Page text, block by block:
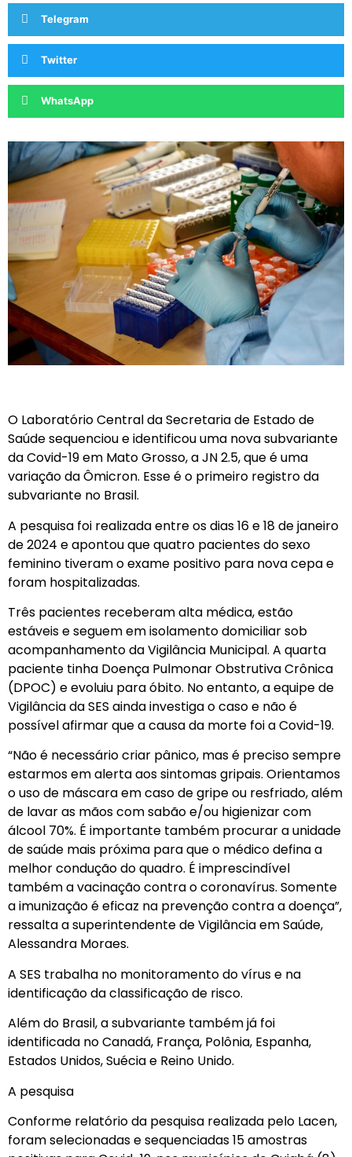
Telegram
Twitter
WhatsApp
O Laboratório Central da Secretaria de Estado de
Saúde sequenciou e identificou uma nova subvariante
da Covid-19 em Mato Grosso, a JN 2.5, que é uma
variação da Ômicron. Esse é o primeiro registro da
subvariante no Brasil.
A pesquisa foi realizada entre os dias 16 e 18 de janeiro
de 2024 e apontou que quatro pacientes do sexo
feminino tiveram o exame positivo para nova cepa e
foram hospitalizadas.
Três pacientes receberam alta médica, estão
estáveis e seguem em isolamento domiciliar sob
acompanhamento da Vigilância Municipal. A quarta
paciente tinha Doença Pulmonar Obstrutiva Crônica
(DPOC) e evoluiu para óbito. No entanto, a equipe de
Vigilância da SES ainda investiga o caso e não é
possível afirmar que a causa da morte foi a Covid-19.
“Não é necessário criar pânico, mas é preciso sempre
estarmos em alerta aos sintomas gripais. Orientamos
o uso de máscara em caso de gripe ou resfriado, além
de lavar as mãos com sabão e/ou higienizar com
álcool 70%. É importante também procurar a unidade
de saúde mais próxima para que o médico defina a
melhor condução do quadro. É imprescindível
também a vacinação contra o coronavírus. Somente
a imunização é eficaz na prevenção contra a doença”,
ressalta a superintendente de Vigilância em Saúde,
Alessandra Moraes.
A SES trabalha no monitoramento do vírus e na
identificação da classificação de risco.
Além do Brasil, a subvariante também já foi
identificada no Canadá, França, Polônia, Espanha,
Estados Unidos, Suécia e Reino Unido.
A pesquisa
Conforme relatório da pesquisa realizada pelo Lacen,
foram selecionadas e sequenciadas 15 amostras